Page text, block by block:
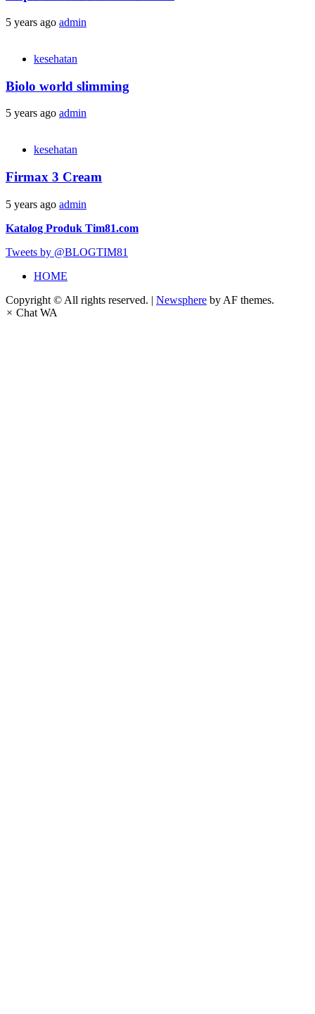
5 years ago admin
kesehatan
Biolo world slimming
5 years ago admin
kesehatan
Firmax 3 Cream
5 years ago admin
Katalog Produk Tim81.com
Tweets by @BLOGTIM81
HOME
Copyright © All rights reserved. | Newsphere by AF themes.
× Chat WA